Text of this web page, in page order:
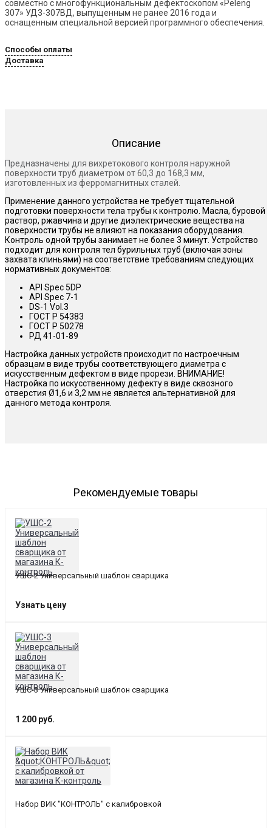
совместно с многофункциональным дефектоскопом «Peleng
307» УД3-307ВД, выпущенным не ранее 2016 года и
оснащенным специальной версией программного обеспечения.
Способы оплаты
Доставка
Описание
Предназначены для вихретокового контроля наружной
поверхности труб диаметром от 60,3 до 168,3 мм,
изготовленных из ферромагнитных сталей.
Применение данного устройства не требует тщательной
подготовки поверхности тела трубы к контролю. Масла, буровой
раствор, ржавчина и другие диэлектрические вещества на
поверхности трубы не влияют на показания оборудования.
Контроль одной трубы занимает не более 3 минут. Устройство
подходит для контроля тел бурильных труб (включая зоны
захвата клиньями) на соответствие требованиям следующих
нормативных документов:
API Spec 5DP
API Spec 7-1
DS-1 Vol.3
ГОСТ Р 54383
ГОСТ Р 50278
РД 41-01-89
Настройка данных устройств происходит по настроечным
образцам в виде трубы соответствующего диаметра с
искусственным дефектом в виде прорези. ВНИМАНИЕ!
Настройка по искусственному дефекту в виде сквозного
отверстия Ø1,6 и 3,2 мм не является альтернативной для
данного метода контроля.
Рекомендуемые товары
УШС-2 Универсальный шаблон сварщика
Узнать цену
УШС-3 Универсальный шаблон сварщика
1 200 руб.
Набор ВИК "КОНТРОЛЬ" с калибровкой